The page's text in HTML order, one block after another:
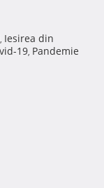
, Iesirea din
19, Pandemie